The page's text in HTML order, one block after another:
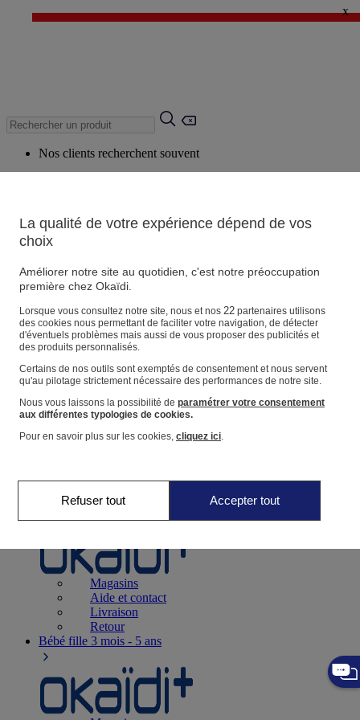
✨ LAST DAYS : Jusqu'à -60%* ✨
x
Nos clients recherchent souvent
Produits suggérés
Voir tous les produits
Magasin
Vos informations personnelles
Suivre une commande
Panier
Favoris
Naissance0-12 mois
Magasins
Aide et contact
Livraison
Retour
Bébé fille 3 mois - 5 ans
La qualité de votre expérience dépend de vos
choix
Améliorer notre site au quotidien, c'est notre préoccupation
première chez Okaïdi.
Lorsque vous consultez notre site, nous et nos 22partenaires utilisons
des cookies nous permettant de faciliter votre navigation, de détecter
d'éventuels problèmes mais aussi de vous proposer des publicités et
des produits personnalisés.
Certains de nos outils sont exemptés de consentement et nous servent
qu'au pilotage strictement nécessaire des performances de notre site.
Nous vous laissons la possibilité de paramétrer votre consentement
aux différentes typologies de cookies.
Pour en savoir plus sur les cookies, cliquez ici.
Refuser tout Accepter tout